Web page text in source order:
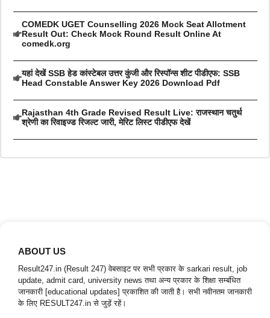
COMEDK UGET Counselling 2026 Mock Seat Allotment
Result Out: Check Mock Round Result Online At
comedk.org
यहां देखें SSB हेड कांस्टेबल उत्तर कुंजी और रिस्पॉन्स शीट पीडीएफ: SSB
Head Constable Answer Key 2026 Download Pdf
Rajasthan 4th Grade Revised Result Live: राजस्थान चतुर्थ
श्रेणी का रिवाइज्ड रिजल्ट जारी, मेरिट लिस्ट पीडीएफ देखें
ABOUT US
Result247.in (Result 247) वेबसाइट पर सभी प्रकार के sarkari result, job
update, admit card, university news तथा अन्य प्रकार के शिक्षा सम्बंधित
जानकारी [educational updates] प्रकाशित की जाती है। सभी नवीनतम जानकारी
के लिए RESULT247.in से जुड़ें रहें।